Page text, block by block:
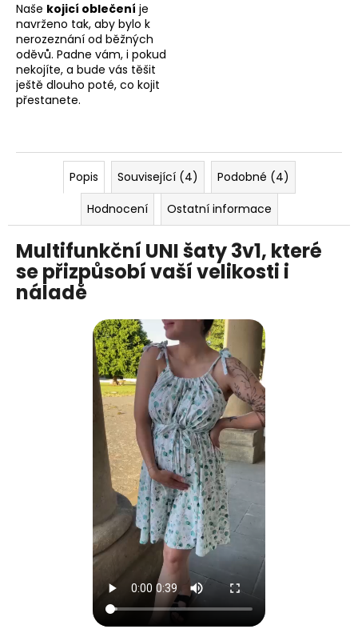
Naše kojicí oblečení je
navrženo tak, aby bylo k
nerozeznání od běžných
oděvů. Padne vám, i pokud
nekojíte, a bude vás těšit
ještě dlouho poté, co kojit
přestanete.
Popis Související (4)
Podobné (4)
Hodnocení
Ostatní informace
Multifunkční UNI šaty 3v1, které
se přizpůsobí vaší velikosti i
náladě